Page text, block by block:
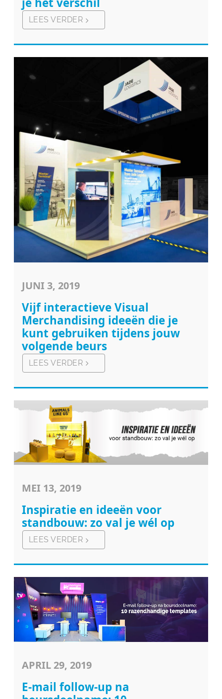
LEES VERDER
JUNI 3, 2019
Vijf interactieve Visual
Merchandising ideeën die je
kunt gebruiken tijdens jouw
volgende beurs
LEES VERDER
MEI 13, 2019
Inspiratie en ideeën voor
standbouw: zo val je wél op
LEES VERDER
APRIL 29, 2019
E-mail follow-up na